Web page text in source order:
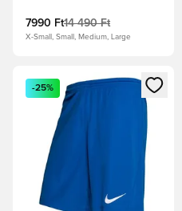
7990 Ft14 490 Ft
X-Small, Small, Medium, Large
Megnyit egy modált a
-25%